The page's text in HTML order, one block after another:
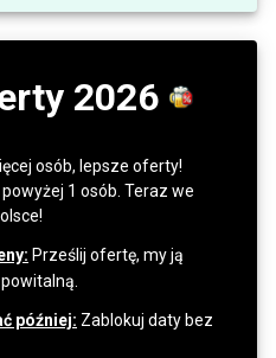
2026
osób, lepsze oferty!
1 osób. Teraz we
Prześlij ofertę, my ją
później: Zablokuj daty bez